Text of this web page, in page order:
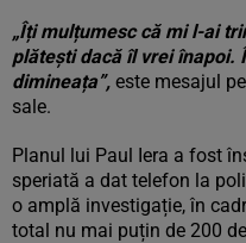
„Îți mulțumesc că mi l-ai
plătești dacă îl vrei înapoi.
dimineața”, este mesajul
sale.
Planul lui Paul Iera a fost
speriată a dat telefon la
o amplă investigație, în
total nu mai puțin de 200